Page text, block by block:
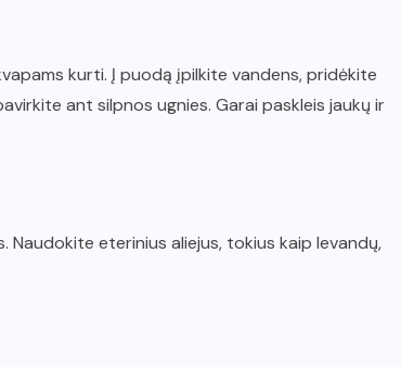
kurti. Į puodą įpilkite vandens, pridėkite
ant silpnos ugnies. Garai paskleis jaukų ir
eterinius aliejus, tokius kaip levandų,